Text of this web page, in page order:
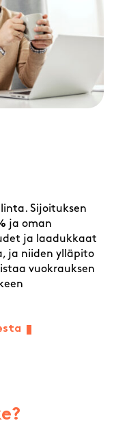
Sijoituksen
ja oman
ja laadukkaat
ja niiden ylläpito
vuokrauksen